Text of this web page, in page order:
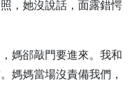
，她沒說話，面露錯愕
媽郤敲門要進來。我和
媽媽當場沒責備我們，